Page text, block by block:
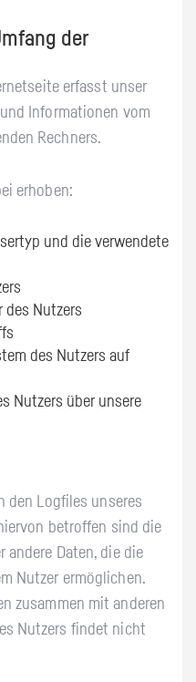
der
erfasst unser
Informationen vom
Rechners.
erhoben:
und die verwendete
des Nutzers
des Nutzers auf
Nutzers über unsere
den Logfiles unseres
betroffen sind die
andere Daten, die die
Nutzer ermöglichen.
zusammen mit anderen
Nutzers findet nicht